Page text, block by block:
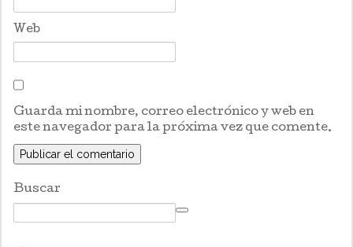
Web
Guarda mi nombre, correo electrónico y web en
este navegador para la próxima vez que comente.
Buscar